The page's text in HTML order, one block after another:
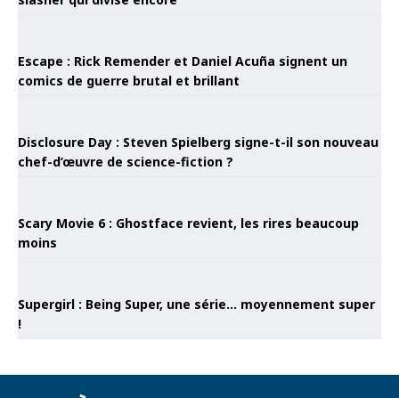
Escape : Rick Remender et Daniel Acuña signent un
comics de guerre brutal et brillant
Disclosure Day : Steven Spielberg signe-t-il son nouveau
chef-d’œuvre de science-fiction ?
Scary Movie 6 : Ghostface revient, les rires beaucoup
moins
Supergirl : Being Super, une série… moyennement super
!